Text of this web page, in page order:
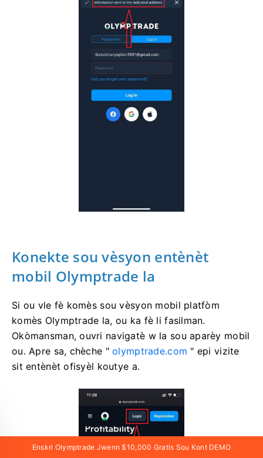
Konekte sou vèsyon entènèt
mobil Olymptrade la
Si ou vle fè komès sou vèsyon mobil platfòm
komès Olymptrade la, ou ka fè li fasilman.
Okòmansman, ouvri navigatè w la sou aparèy mobil
ou. Apre sa, chèche "olymptrade.com " epi vizite
sit entènèt ofisyèl koutye a.
Enskri Olymptrade Jwenn $10,000 Gratis Sou Kont DEMO